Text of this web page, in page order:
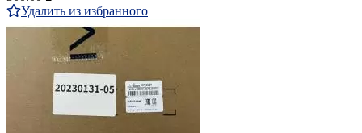
Удалить из избранного